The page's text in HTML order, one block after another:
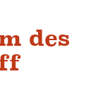
des